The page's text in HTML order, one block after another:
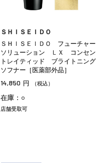
ＳＨＩＳＥＩＤＯ
ＳＨＩＳＥＩＤＯ フューチャー
ソリューション ＬＸ コンセン
トレイティッド ブライトニング
ソフナー［医薬部外品］
14,850 円 （税込）
在庫：○
店舗受取可